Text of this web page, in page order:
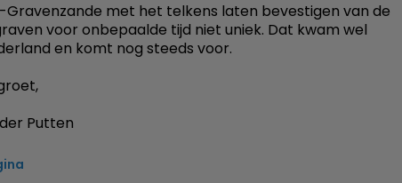
Gravenzande met het telkens laten bevestigen van de
voor onbepaalde tijd niet uniek. Dat kwam wel
en komt nog steeds voor.
Putten